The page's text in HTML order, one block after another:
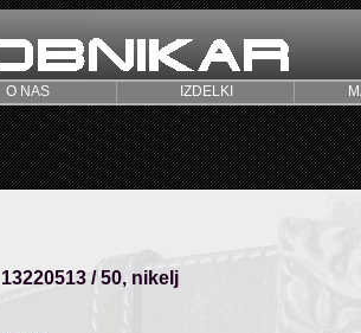
O NAS IZDELKI
13220513 / 50, nikelj